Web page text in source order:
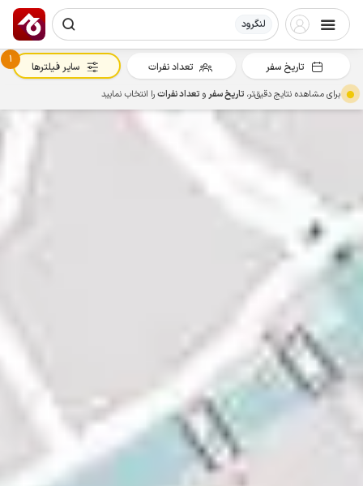
لنگرود
تاریخ سفر تعداد نفرات
1
سایر فیلترها
برای مشاهده نتایج دقیق‌تر، تاریخ سفرو تعداد نفراترا انتخاب نمایید